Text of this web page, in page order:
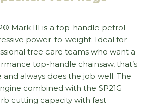
Mark III is a top-handle petrol
power-to-weight. Ideal for
tree care teams who want a
top-handle chainsaw, that’s
always does the job well. The
combined with the SP21G
cutting capacity with fast